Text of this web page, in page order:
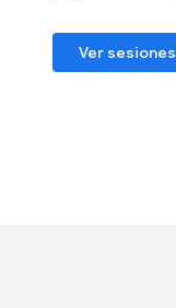
Ver sesiones